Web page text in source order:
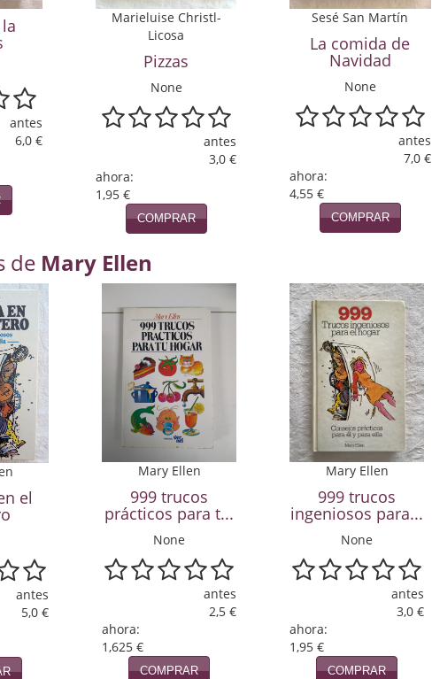
antes
6,0 €
Marieluise Christl-
Licosa
Pizzas
None
antes
3,0 €
ahora:
1,95 €
COMPRAR
Sesé San Martín
La comida de
Navidad
None
antes
7,0 €
ahora:
4,55 €
COMPRAR
de Mary Ellen
el
antes
5,0 €
Mary Ellen
999 trucos
prácticos para t...
None
antes
2,5 €
ahora:
1,625 €
COMPRAR
Mary Ellen
999 trucos
ingeniosos para...
None
antes
3,0 €
ahora:
1,95 €
COMPRAR